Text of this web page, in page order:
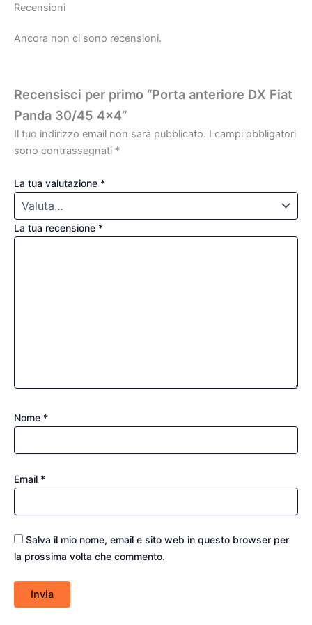
Recensioni
Ancora non ci sono recensioni.
Recensisci per primo “Porta anteriore DX Fiat
Panda 30/45 4×4”
Il tuo indirizzo email non sarà pubblicato. I campi obbligatori
sono contrassegnati *
La tua valutazione *
La tua recensione *
Nome *
Email *
Salva il mio nome, email e sito web in questo browser per
la prossima volta che commento.